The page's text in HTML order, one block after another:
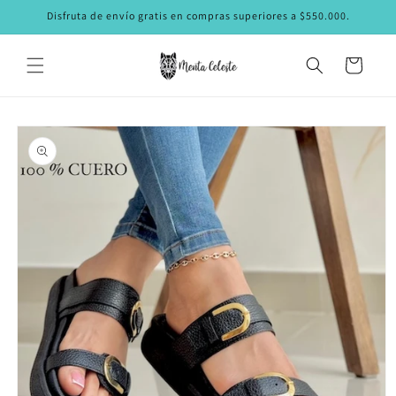
directamente
al contenido
Disfruta de envío gratis en compras superiores a $550.000.
Carrito
directamente
a la
información
del producto